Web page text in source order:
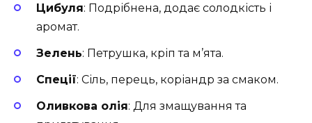
Цибуля: Подрібнена, додає солодкість і
аромат.
Зелень: Петрушка, кріп та м’ята.
Спеції: Сіль, перець, коріандр за смаком.
Оливкова олія: Для змащування та